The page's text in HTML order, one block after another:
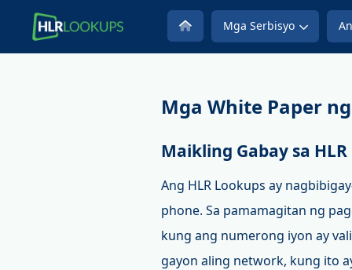
Mga Serbisyo
Mga White Paper
Maikling Gabay sa
Ang HLR Lookups ay
phone. Sa pamamagitan ng
kung ang numerong iyon ay
gayon aling network, kung ito